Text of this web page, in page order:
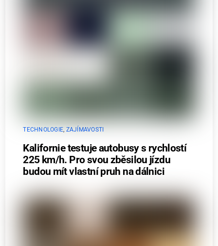
TECHNOLOGIE, ZAJÍMAVOSTI
Kalifornie testuje autobusy s rychlostí
225 km/h. Pro svou zběsilou jízdu
budou mít vlastní pruh na dálnici